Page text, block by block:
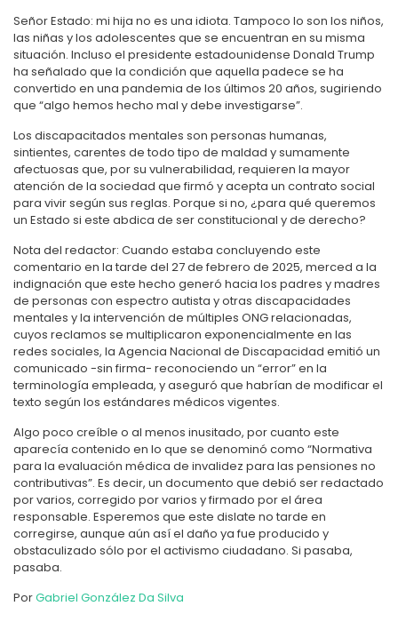
Señor Estado: mi hija no es una idiota. Tampoco lo son los niños,
las niñas y los adolescentes que se encuentran en su misma
situación. Incluso el presidente estadounidense Donald Trump
ha señalado que la condición que aquella padece se ha
convertido en una pandemia de los últimos 20 años, sugiriendo
que “algo hemos hecho mal y debe investigarse”.
Los discapacitados mentales son personas humanas,
sintientes, carentes de todo tipo de maldad y sumamente
afectuosas que, por su vulnerabilidad, requieren la mayor
atención de la sociedad que firmó y acepta un contrato social
para vivir según sus reglas. Porque si no, ¿para qué queremos
un Estado si este abdica de ser constitucional y de derecho?
Nota del redactor: Cuando estaba concluyendo este
comentario en la tarde del 27 de febrero de 2025, merced a la
indignación que este hecho generó hacia los padres y madres
de personas con espectro autista y otras discapacidades
mentales y la intervención de múltiples ONG relacionadas,
cuyos reclamos se multiplicaron exponencialmente en las
redes sociales, la Agencia Nacional de Discapacidad emitió un
comunicado -sin firma- reconociendo un “error” en la
terminología empleada, y aseguró que habrían de modificar el
texto según los estándares médicos vigentes.
Algo poco creíble o al menos inusitado, por cuanto este
aparecía contenido en lo que se denominó como “Normativa
para la evaluación médica de invalidez para las pensiones no
contributivas”. Es decir, un documento que debió ser redactado
por varios, corregido por varios y firmado por el área
responsable. Esperemos que este dislate no tarde en
corregirse, aunque aún así el daño ya fue producido y
obstaculizado sólo por el activismo ciudadano. Si pasaba,
pasaba.
PorGabriel González Da Silva